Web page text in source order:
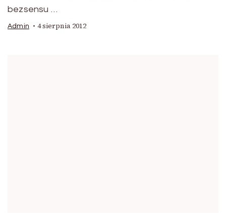
bezsensu …
Admin 4 sierpnia 2012